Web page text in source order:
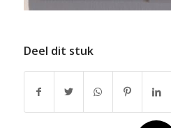
Deel dit stuk